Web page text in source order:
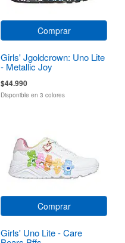
Comprar
Girls' Jgoldcrown: Uno Lite
- Metallic Joy
$44.990
Disponible en 3 colores
Comprar
Girls' Uno Lite - Care